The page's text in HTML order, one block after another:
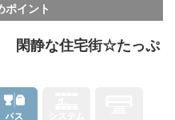
ポイント
閑静な住宅街☆たっぷ